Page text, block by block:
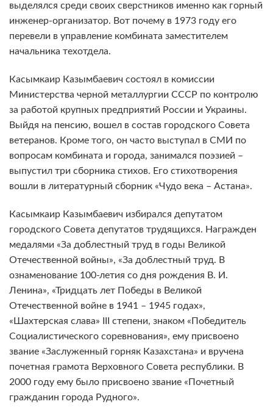
выделялся среди своих сверстников именно как горный
инженер-организатор. Вот почему в 1973 году его
перевели в управление комбината заместителем
начальника техотдела.
Касымкаир Казымбаевич состоял в комиссии
Министерства черной металлургии СССР по контролю
за работой крупных предприятий России и Украины.
Выйдя на пенсию, вошел в состав городского Совета
ветеранов. Кроме того, он часто выступал в СМИ по
вопросам комбината и города, занимался поэзией –
выпустил три сборника стихов. Его стихотворения
вошли в литературный сборник «Чудо века – Астана».
Касымкаир Казымбаевич избирался депутатом
городского Совета депутатов трудящихся. Награжден
медалями «За доблестный труд в годы Великой
Отечественной войны», «За доблестный труд. В
ознаменование 100-летия со дня рождения В. И.
Ленина», «Тридцать лет Победы в Великой
Отечественной войне в 1941 – 1945 годах»,
«Шахтерская слава» III степени, знаком «Победитель
Социалистического соревнования», ему присвоено
звание «Заслуженный горняк Казахстана» и вручена
почетная грамота Верховного Совета республики. В
2000 году ему было присвоено звание «Почетный
гражданин города Рудного».